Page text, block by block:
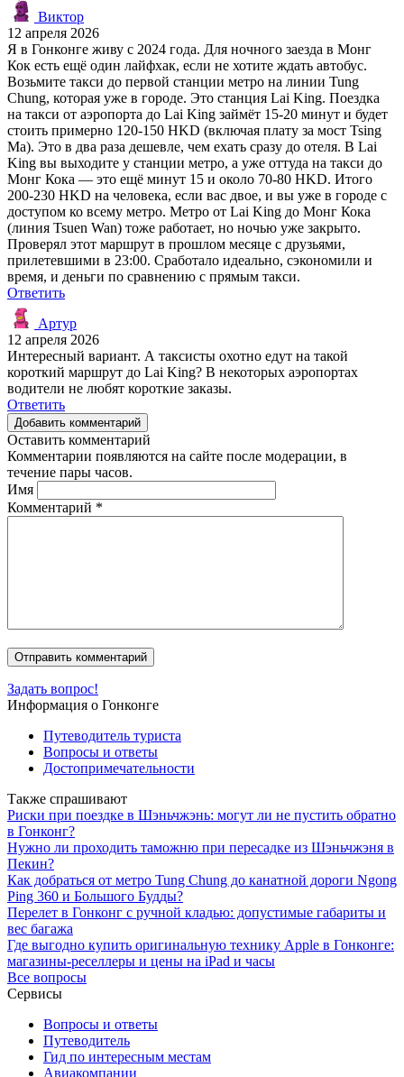
Виктор
12 апреля 2026
Я в Гонконге живу с 2024 года. Для ночного заезда в Монг
Кок есть ещё один лайфхак, если не хотите ждать автобус.
Возьмите такси до первой станции метро на линии Tung
Chung, которая уже в городе. Это станция Lai King. Поездка
на такси от аэропорта до Lai King займёт 15-20 минут и будет
стоить примерно 120-150 HKD (включая плату за мост Tsing
Ma). Это в два раза дешевле, чем ехать сразу до отеля. В Lai
King вы выходите у станции метро, а уже оттуда на такси до
Монг Кока — это ещё минут 15 и около 70-80 HKD. Итого
200-230 HKD на человека, если вас двое, и вы уже в городе с
доступом ко всему метро. Метро от Lai King до Монг Кока
(линия Tsuen Wan) тоже работает, но ночью уже закрыто.
Проверял этот маршрут в прошлом месяце с друзьями,
прилетевшими в 23:00. Сработало идеально, сэкономили и
время, и деньги по сравнению с прямым такси.
Ответить
Артур
12 апреля 2026
Интересный вариант. А таксисты охотно едут на такой
короткий маршрут до Lai King? В некоторых аэропортах
водители не любят короткие заказы.
Ответить
Добавить комментарий
Оставить комментарий
Комментарии появляются на сайте после модерации, в
течение пары часов.
Имя
Комментарий *
Задать вопрос!
Информация о Гонконге
Путеводитель туриста
Вопросы и ответы
Достопримечательности
Также спрашивают
Риски при поездке в Шэньчжэнь: могут ли не пустить обратно
в Гонконг?
Нужно ли проходить таможню при пересадке из Шэньчжэня в
Пекин?
Как добраться от метро Tung Chung до канатной дороги Ngong
Ping 360 и Большого Будды?
Перелет в Гонконг с ручной кладью: допустимые габариты и
вес багажа
Где выгодно купить оригинальную технику Apple в Гонконге:
магазины-реселлеры и цены на iPad и часы
Все вопросы
Сервисы
Вопросы и ответы
Путеводитель
Гид по интересным местам
Авиакомпании